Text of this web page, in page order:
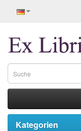
Kategorien